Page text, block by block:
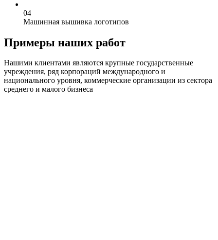
04
Машинная вышивка логотипов
Примеры наших работ
Нашими клиентами являются крупные государственные
учреждения, ряд корпораций международного и
национального уровня, коммерческие организации из сектора
среднего и малого бизнеса